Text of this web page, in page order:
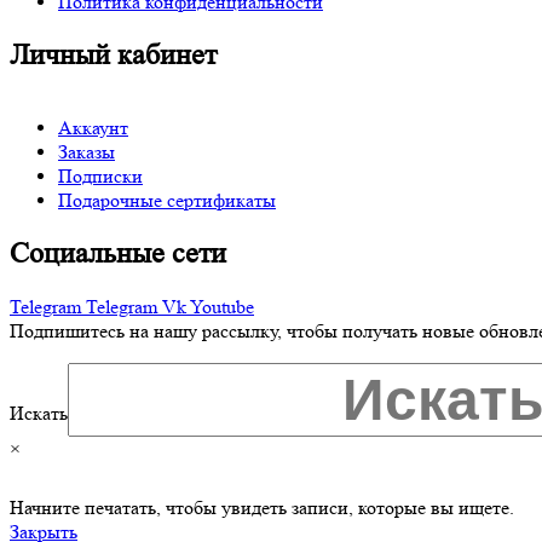
Личный кабинет
Аккаунт
Заказы
Подписки
Подарочные сертификаты
Социальные сети
Telegram Telegram VkYoutube
Подпишитесь на нашу рассылку, чтобы получать новые
Искать
×
Начните печатать, чтобы увидеть записи, которые вы ищете.
Закрыть